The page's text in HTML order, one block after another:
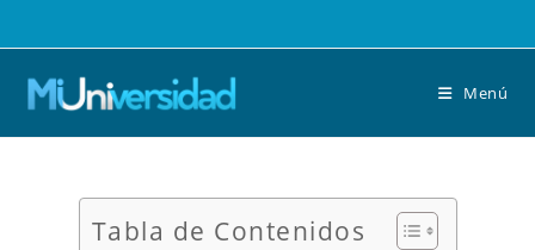
al
contenido
Menú
Tabla de Contenidos